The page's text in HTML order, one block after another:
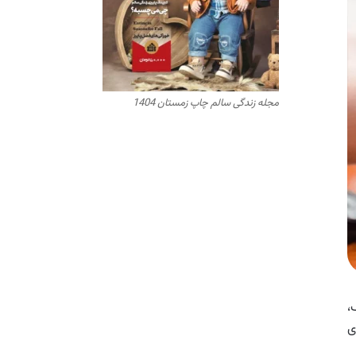
مجله زندگی سالم چاپ زمستان 1404